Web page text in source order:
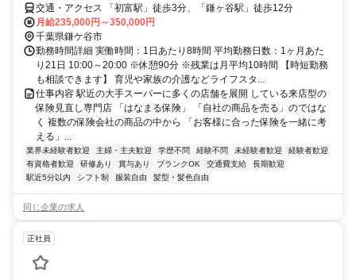
交通・アクセス 「初富駅」徒歩3分、「鎌ヶ谷駅」徒歩12分
月給235,000円～350,000円
千葉県鎌ケ谷市
勤務時間詳細 実働時間：1日あたり8時間 平均勤務日数：1ヶ月あた
り21日 10:00～20:00 ※休憩90分 ※残業は月平均10時間 【時短勤務
も相談できます】 育児や家族の介護などライフスタ...
仕事内容 駅近の大手スーパーに多くの店舗を展開 している来店型の
保険見直し専門店 「はなまる保険」 「自社の商品を売る」のではな
く 複数の保険会社の商品の中から 「お客様に合った保険を一緒に考
える」...
業界未経験者歓迎 主婦・主夫歓迎 学歴不問 経験不問 未経験者歓迎
経験者歓迎
有資格者歓迎
研修あり 賞与あり ブランクOK 交通費支給
長期歓迎
駅近5分以内
シフト制 服装自由 髪型・髪色自由
同じ企業の求人
正社員